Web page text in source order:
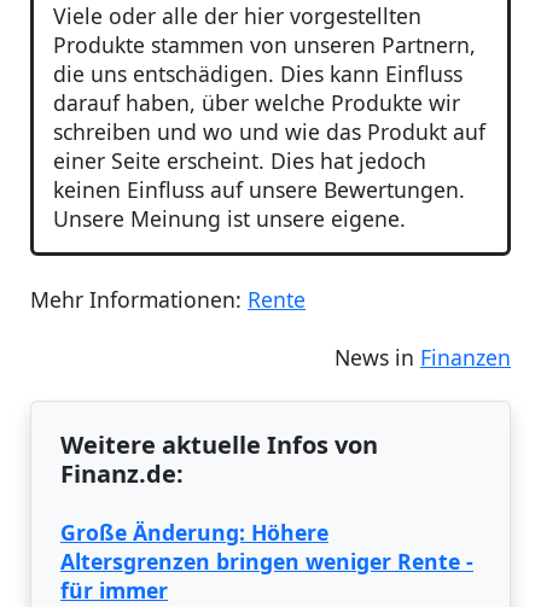
Viele oder alle der hier vorgestellten
Produkte stammen von unseren Partnern,
die uns entschädigen. Dies kann Einfluss
darauf haben, über welche Produkte wir
schreiben und wo und wie das Produkt auf
einer Seite erscheint. Dies hat jedoch
keinen Einfluss auf unsere Bewertungen.
Unsere Meinung ist unsere eigene.
Mehr Informationen: Rente
News in Finanzen
Weitere aktuelle Infos von
Finanz.de:
Große Änderung: Höhere
Altersgrenzen bringen weniger Rente -
für immer